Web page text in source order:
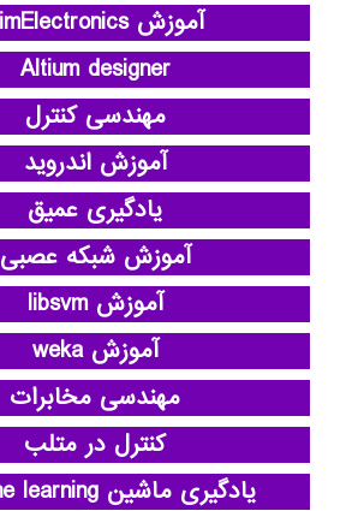
آموزش SimElectronics
Altium designer
مهندسی کنترل
آموزش اندروید
یادگیری عمیق
آموزش شبکه عصبی
آموزش libsvm
آموزش weka
مهندسی مخابرات
کنترل در متلب
یادگیری ماشین machine learning